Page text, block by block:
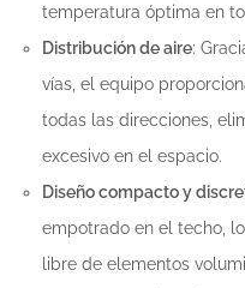
temperatura óptima en
Distribución de aire:
vías, el equipo
todas las direcciones,
excesivo en el espacio.
Diseño compacto y
empotrado en el techo,
libre de elementos